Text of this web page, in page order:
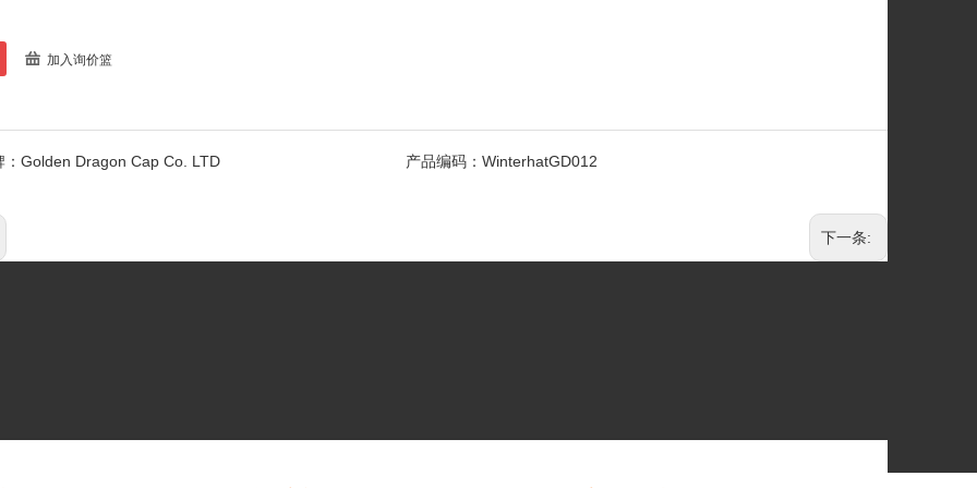
加入询价篮
Golden Dragon Cap Co. LTD 产品编码：WinterhatGD012
下一条: